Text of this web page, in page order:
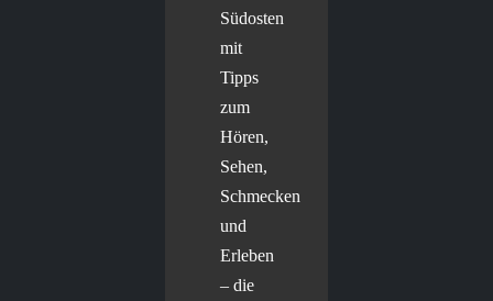
Südosten
mit
Tipps
zum
Hören,
Sehen,
Schmecken
und
Erleben
– die